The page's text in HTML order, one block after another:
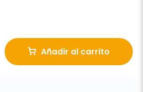
Añadir al carrito